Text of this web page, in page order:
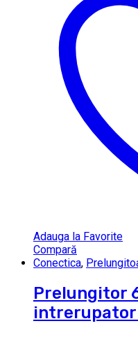
Adauga la Favorite
Compară
Conectica,
Prelungitor
intrerupator